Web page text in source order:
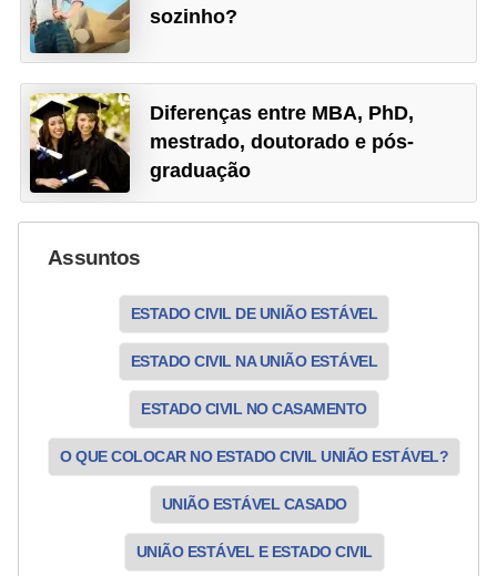
sozinho?
Diferenças entre MBA, PhD,
mestrado, doutorado e pós-
graduação
Assuntos
ESTADO CIVIL DE UNIÃO ESTÁVEL
ESTADO CIVIL NA UNIÃO ESTÁVEL
ESTADO CIVIL NO CASAMENTO
O QUE COLOCAR NO ESTADO CIVIL UNIÃO ESTÁVEL?
UNIÃO ESTÁVEL CASADO
UNIÃO ESTÁVEL E ESTADO CIVIL